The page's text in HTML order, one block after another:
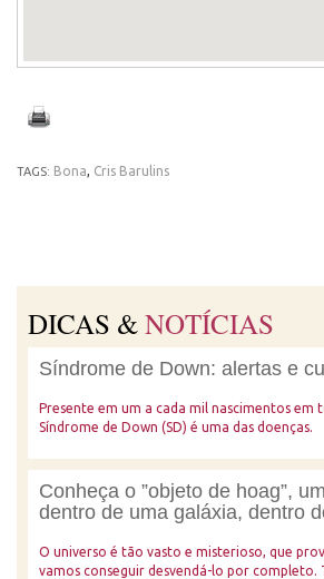
TAGS: Bona, Cris Barulins
DICAS &NOTÍCIAS
Síndrome de Down: alertas e
Presente em um a cada mil nascimentos em
Síndrome de Down (SD) é uma das doenças.
Conheça o ”objeto de hoag”,
dentro de uma galáxia, dentro
O universo é tão vasto e misterioso, que
vamos conseguir desvendá-lo por completo.